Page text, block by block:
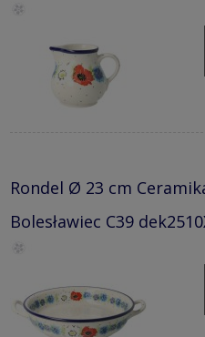
Rondel Ø 23 cm
Bolesławiec C39